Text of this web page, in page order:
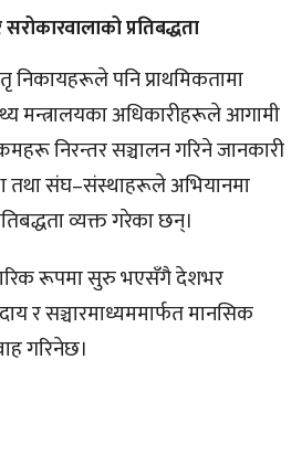
प्रतिबद्धता
निकायहरूले पनि प्राथमिकतामा
मन्त्रालयका अधिकारीहरूले आगामी
निरन्तर सञ्चालन गरिने जानकारी
तथा संघ–संस्थाहरूले अभियानमा
व्यक्त गरेका छन्।
रूपमा सुरु भएसँगै देशभर
र सञ्चारमाध्यममार्फत मानसिक
गरिनेछ।